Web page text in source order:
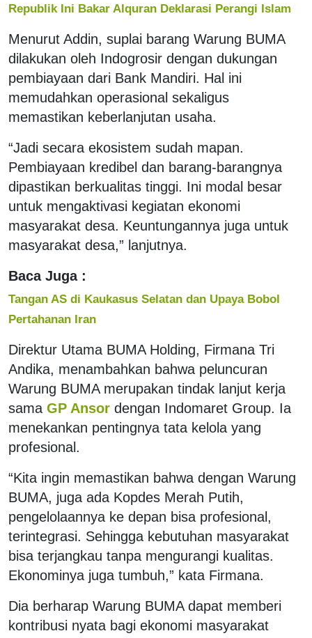
Republik Ini Bakar Alquran Deklarasi Perangi Islam
Menurut Addin, suplai barang Warung BUMA
dilakukan oleh Indogrosir dengan dukungan
pembiayaan dari Bank Mandiri. Hal ini
memudahkan operasional sekaligus
memastikan keberlanjutan usaha.
“Jadi secara ekosistem sudah mapan.
Pembiayaan kredibel dan barang-barangnya
dipastikan berkualitas tinggi. Ini modal besar
untuk mengaktivasi kegiatan ekonomi
masyarakat desa. Keuntungannya juga untuk
masyarakat desa,” lanjutnya.
Baca Juga :
Tangan AS di Kaukasus Selatan dan Upaya Bobol
Pertahanan Iran
Direktur Utama BUMA Holding, Firmana Tri
Andika, menambahkan bahwa peluncuran
Warung BUMA merupakan tindak lanjut kerja
sama GP Ansor dengan Indomaret Group. Ia
menekankan pentingnya tata kelola yang
profesional.
“Kita ingin memastikan bahwa dengan Warung
BUMA, juga ada Kopdes Merah Putih,
pengelolaannya ke depan bisa profesional,
terintegrasi. Sehingga kebutuhan masyarakat
bisa terjangkau tanpa mengurangi kualitas.
Ekonominya juga tumbuh,” kata Firmana.
Dia berharap Warung BUMA dapat memberi
kontribusi nyata bagi ekonomi masyarakat